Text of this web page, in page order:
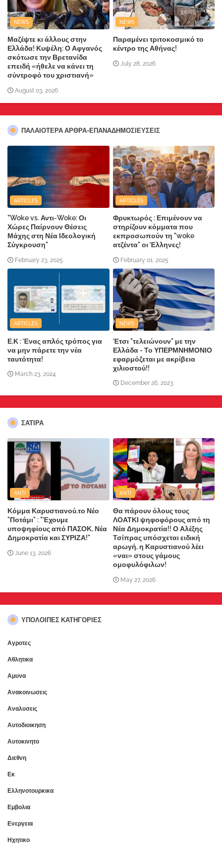
NEWS
Μαζέψτε κι άλλους στην
Ελλάδα! Κυψέλη: Ο Αφγανός
σκότωσε την Βρετανίδα
επειδή «ήθελε να κάνει τη
σύντροφό του χριστιανή»
August 03, 2026
NEWS
Παραμένει τριτοκοσμικό το
κέντρο της Αθήνας!
July 28, 2026
ΠΑΛΑΙΟΤΕΡΑ ΑΡΘΡΑ-ΕΠΑΝΑΔΗΜΟΣΙΕΥΣΕΙΣ
ARTICLES
"Woke vs. Αντι-Woke: Οι
Χώρες Παίρνουν Θέσεις
Μάχης στη Νέα Ιδεολογική
Σύγκρουση"
February 23, 2025
ARTICLES
Φρυκτωρός : Επιμένουν να
στηρίζουν κόμματα που
εκπροσωπούν τη "woke
ατζέντα" οι Έλληνες!
February 01, 2025
ARTICLES
Ε.Κ : Ένας απλός τρόπος για
να μην πάρετε την νέα
ταυτότητα!
March 23, 2024
NEWS
Έτσι "τελειώνουν" με την
Ελλάδα - Το ΥΠΕΡΜΝΗΜΟΝΙΟ
εφαρμόζεται με ακρίβεια
χιλιοστού!!
December 26, 2023
ΣΑΤΙΡΑ
ANTI
Κόμμα Καρυστιανού,το Νέο
"Ποτάμι" : "Έχουμε
υποψηφίους από ΠΑΣΟΚ, Νέα
Δημοκρατία και ΣΥΡΙΖΑ!"
June 13, 2026
ANTI
Θα πάρουν όλους τους
ΛΟΑΤΚΙ ψηφοφόρους από τη
Νέα Δημοκρατία!! Ο Αλέξης
Τσίπρας υπόσχεται ειδική
αρωγή, η Καρυστιανού λέει
«ναι» στους γάμους
ομοφυλόφιλων!
May 27, 2026
ΥΠΌΛΟΙΠΕΣ ΚΑΤΗΓΟΡΊΕΣ
Αγροτες
Αθλητικα
Αμυνα
Ανακοινωσεις
Αναλυσεις
Αυτοδιοικηση
Αυτοκινητο
Διεθνη
Εκ
Ελληνοτουρκικα
Εμβολια
Ενεργεια
Ηχητικο